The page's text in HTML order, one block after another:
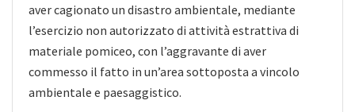
aver cagionato un disastro ambientale, mediante
l’esercizio non autorizzato di attività estrattiva di
materiale pomiceo, con l’aggravante di aver
commesso il fatto in un’area sottoposta a vincolo
ambientale e paesaggistico.